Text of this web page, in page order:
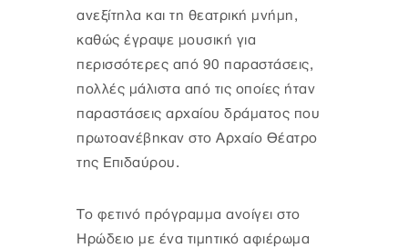
ανεξίτηλα και τη θεατρική μνήμη,
καθώς έγραψε μουσική για
περισσότερες από 90 παραστάσεις,
πολλές μάλιστα από τις οποίες ήταν
παραστάσεις αρχαίου δράματος που
πρωτοανέβηκαν στο Αρχαίο Θέατρο
της Επιδαύρου.
Το φετινό πρόγραμμα ανοίγει στο
Ηρώδειο με ένα τιμητικό αφιέρωμα